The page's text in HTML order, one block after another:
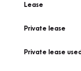
Lease
Private lease
Private lease